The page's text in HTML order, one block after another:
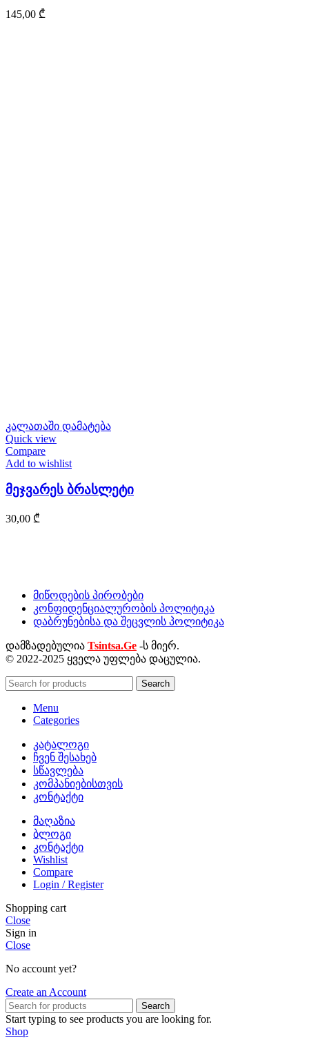
145,00 ₾
კალათაში დამატება
Quick view
Compare
Add to wishlist
მეჯვარეს ბრასლეტი
30,00 ₾
მიწოდების პირობები
კონფიდენციალურობის პოლიტიკა
დაბრუნებისა და შეცვლის პოლიტიკა
დამზადებულია Tsintsa.Ge -ს მიერ.
© 2022-2025 ყველა უფლება დაცულია.
Search
Menu
Categories
კატალოგი
ჩვენ შესახებ
სწავლება
კომპანიებისთვის
კონტაქტი
მაღაზია
ბლოგი
კონტაქტი
Wishlist
Compare
Login / Register
Shopping cart
Close
Sign in
Close
No account yet?
Create an Account
Search
Start typing to see products you are looking for.
Shop